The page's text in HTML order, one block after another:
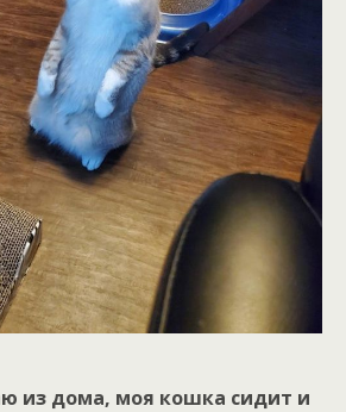
из дома, моя кошка сидит и